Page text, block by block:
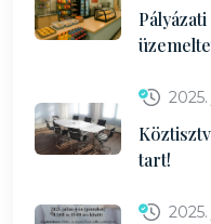
tart!
2025.